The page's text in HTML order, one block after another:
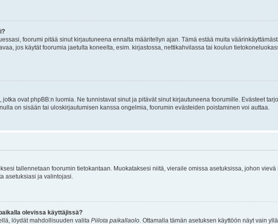
foorumi pitää sinut kirjautuneena ennalta määritellyn ajan. Tämä estää muita
jos käytät foorumia jaetulta koneelta, esim. kirjastossa, nettikahvilassa tai koulun
jotka ovat phpBB:n luomia. Ne tunnistavat sinut ja pitävät sinut kirjautuneena foorumille. Evästeet
on sisään tai uloskirjautumisen kanssa ongelmia, foorumin evästeiden poistaminen voi auttaa.
tallennetaan foorumin tietokantaan. Muokataksesi niitä, vieraile omissa asetuksissa, johon
asetuksiasi ja valintojasi.
olevissa käyttäjissä?
löydät mahdollisuuden valita Piilota paikallaolo . Ottamalla tämän asetuksen käyttöön näyt vain